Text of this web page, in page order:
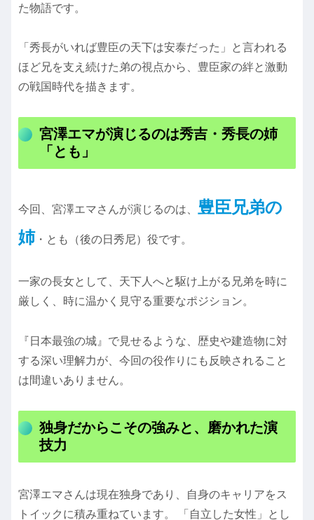
た物語です。
「秀長がいれば豊臣の天下は安泰だった」と言われる
ほど兄を支え続けた弟の視点から、豊臣家の絆と激動
の戦国時代を描きます。
宮澤エマが演じるのは秀吉・秀長の姉
「とも」
今回、宮澤エマさんが演じるのは、
豊臣兄弟の
姉 ・とも（後の日秀尼）役です。
一家の長女として、天下人へと駆け上がる兄弟を時に
厳しく、時に温かく見守る重要なポジション。
『日本最強の城』で見せるような、歴史や建造物に対
する深い理解力が、今回の役作りにも反映されること
は間違いありません。
独身だからこその強みと、磨かれた演
技力
宮澤エマさんは現在独身であり、自身のキャリアをス
トイックに積み重ねています。 「自立した女性」とし